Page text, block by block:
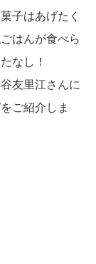
子はあげたく
はんが食べら
なし！
友里江さんに
ご紹介しま